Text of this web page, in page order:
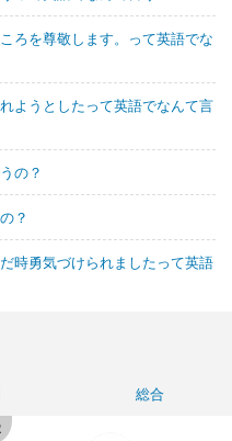
ろを尊敬します。って英語でな
ようとしたって英語でなんて言
の？
？
時勇気づけられましたって英語
総合